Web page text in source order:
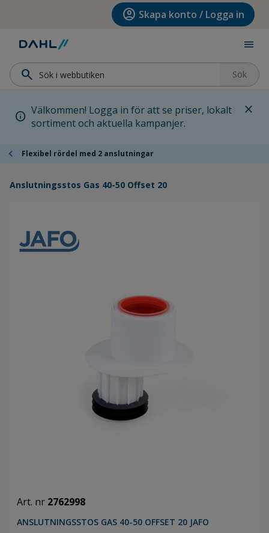
Hoppa till huvudinnehållet account_circle Skapa konto / Logga in
menu
search Sök
info Välkommen! Logga in för att se priser, lokalt
sortiment och aktuella kampanjer.
close
chevron_left Flexibel rördel med 2 anslutningar
Anslutningsstos Gas 40-50 Offset 20
Art. nr 2762998
ANSLUTNINGSSTOS GAS 40-50 OFFSET 20 JAFO